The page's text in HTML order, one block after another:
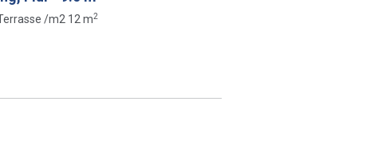
/m2 12 m2